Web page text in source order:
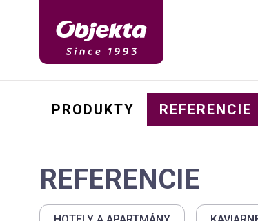
PRODUKTY REFERENCIE
REFERENCIE